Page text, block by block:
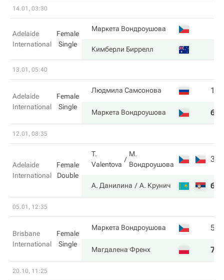
14.01, 03:30
Adelaide
International
Female
Single
Маркета Вондроушова
Кимберли Биррелл
13.01, 05:40
Adelaide
International
Female
Single
Людмила Самсонова 1
Маркета Вондроушова 6
12.01, 08:35
Adelaide
International
Female
Double
T.
Valentova
М.
Вондроушова
3
А. Данилина А. Крунич 6
05.01, 12:35
Brisbane
International
Female
Single
Маркета Вондроушова 5
Магдалена Френх 7
20.10, 11:25